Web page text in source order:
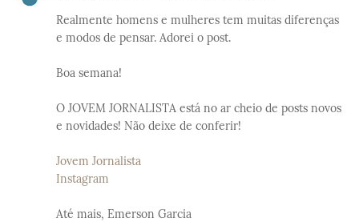
Realmente homens e mulheres tem muitas diferenças
e modos de pensar. Adorei o post.
Boa semana!
O JOVEM JORNALISTA está no ar cheio de posts novos
e novidades! Não deixe de conferir!
Jovem Jornalista
Instagram
Até mais, Emerson Garcia